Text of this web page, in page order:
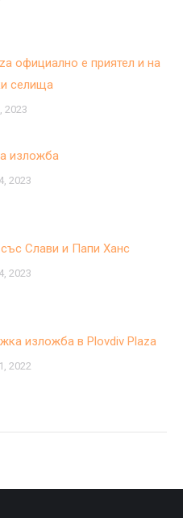
официално е приятел и на
селища
2023
изложба
2023
Слави и Папи Ханс
2023
изложба в Plovdiv Plaza
2022